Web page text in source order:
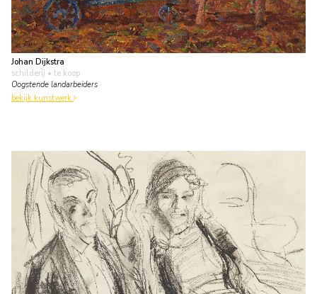
Johan Dijkstra
schilderij • te koop
Oogstende landarbeiders
bekijk kunstwerk